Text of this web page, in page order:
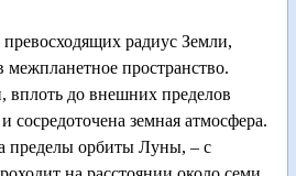
радиус Земли,
межпланетное пространство.
вплоть до внешних пределов
земная атмосфера.
пределы орбиты Луны, – с